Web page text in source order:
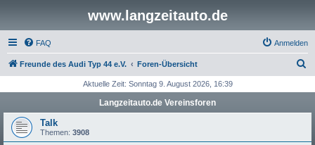
www.langzeitauto.de
FAQ Anmelden
Freunde des Audi Typ 44 e.V. Foren-Übersicht
h
Aktuelle Zeit: Sonntag 9. August 2026, 16:39
Langzeitauto.de Vereinsforen
Talk
Themen: 3908